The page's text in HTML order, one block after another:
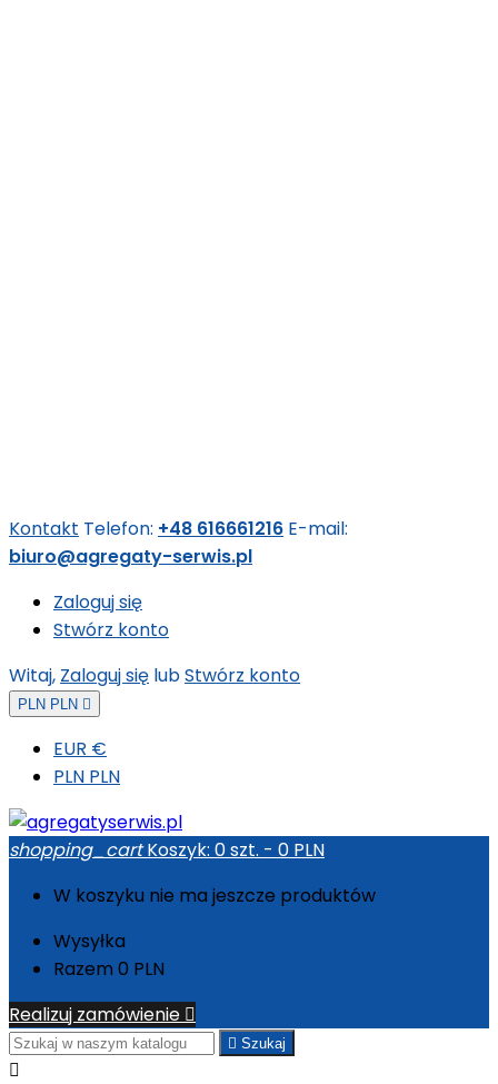
Kontakt Telefon: +48 616661216 E-mail:
biuro@agregaty-serwis.pl
Zaloguj się
Stwórz konto
Witaj, Zaloguj się lubStwórz konto
PLN PLN 
EUR €
PLN PLN
shopping_cart Koszyk: 0szt. - 0 PLN
W koszyku nie ma jeszcze produktów
Wysyłka
Razem 0 PLN
Realizuj zamówienie 
 Szukaj
